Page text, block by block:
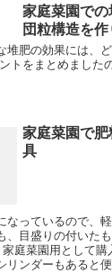
家庭菜園で
団粒構造を
堆肥の効果には、
トをまとめました
家庭菜園で
具
なっているので、
、目盛りの付いた
庭菜園用として購
リンダーもあると